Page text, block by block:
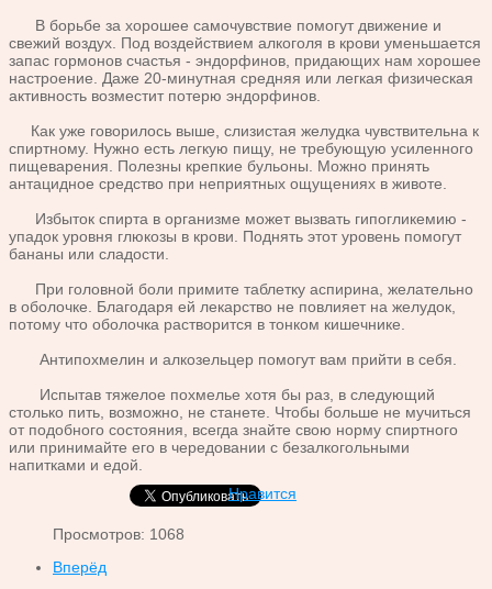
В борьбе за хорошее самочувствие помогут движение и
свежий воздух. Под воздействием алкоголя в крови уменьшается
запас гормонов счастья - эндорфинов, придающих нам хорошее
настроение. Даже 20-минутная средняя или легкая физическая
активность возместит потерю эндорфинов.
Как уже говорилось выше, слизистая желудка чувствительна к
спиртному. Нужно есть легкую пищу, не требующую усиленного
пищеварения. Полезны крепкие бульоны. Можно принять
антацидное средство при неприятных ощущениях в животе.
Избыток спирта в организме может вызвать гипогликемию -
упадок уровня глюкозы в крови. Поднять этот уровень помогут
бананы или сладости.
При головной боли примите таблетку аспирина, желательно
в оболочке. Благодаря ей лекарство не повлияет на желудок,
потому что оболочка растворится в тонком кишечнике.
Антипохмелин и алкозельцер помогут вам прийти в себя.
Испытав тяжелое похмелье хотя бы раз, в следующий
столько пить, возможно, не станете. Чтобы больше не мучиться
от подобного состояния, всегда знайте свою норму спиртного
или принимайте его в чередовании с безалкогольными
напитками и едой.
Нравится
Просмотров: 1068
Вперёд